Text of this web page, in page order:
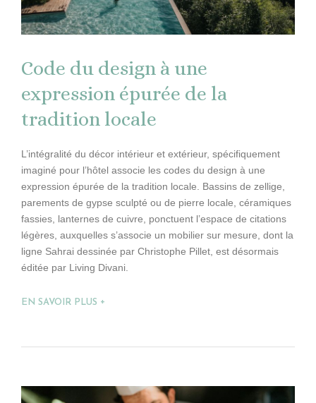
Code du design à une
expression épurée de la
tradition locale
L’intégralité du décor intérieur et extérieur, spécifiquement
imaginé pour l’hôtel associe les codes du design à une
expression épurée de la tradition locale. Bassins de zellige,
parements de gypse sculpté ou de pierre locale, céramiques
fassies, lanternes de cuivre, ponctuent l’espace de citations
légères, auxquelles s’associe un mobilier sur mesure, dont la
ligne Sahrai dessinée par Christophe Pillet, est désormais
éditée par Living Divani.
EN SAVOIR PLUS